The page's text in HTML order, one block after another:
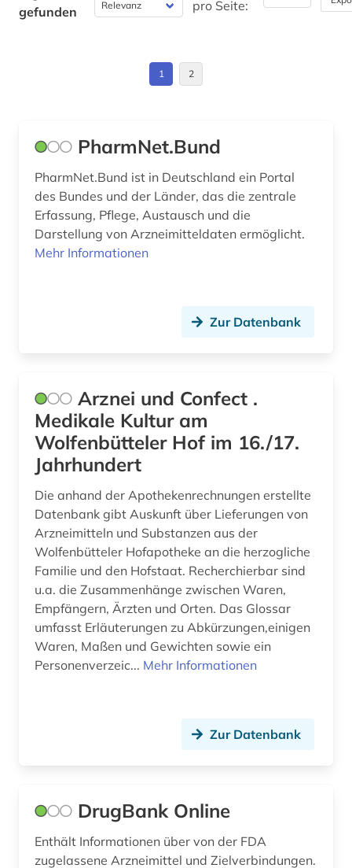
Wirtschaftswissenschaften (0)
gefunden
pro Seite:
1 2
PharmNet.Bund
PharmNet.Bund ist in Deutschland ein Portal
des Bundes und der Länder, das die zentrale
Erfassung, Pflege, Austausch und die
Darstellung von Arzneimitteldaten ermöglicht.
Mehr Informationen
Zur Datenbank
Arznei und Confect .
Medikale Kultur am
Wolfenbütteler Hof im 16./17.
Jahrhundert
Die anhand der Apothekenrechnungen erstellte
Datenbank gibt Auskunft über Lieferungen von
Arzneimitteln und Substanzen aus der
Wolfenbütteler Hofapotheke an die herzogliche
Familie und den Hofstaat. Recherchierbar sind
u.a. die Zusammenhänge zwischen Waren,
Empfängern, Ärzten und Orten. Das Glossar
umfasst Erläuterungen zu Abkürzungen,einigen
Waren, Maßen und Gewichten sowie ein
Personenverzeic... Mehr Informationen
Zur Datenbank
DrugBank Online
Enthält Informationen über von der FDA
zugelassene Arzneimittel und Zielverbindungen.